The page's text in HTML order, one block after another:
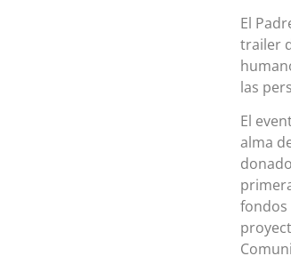
El
trailer
las
El
alma
fondos